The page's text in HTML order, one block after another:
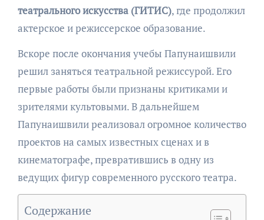
театрального искусства (ГИТИС), где продолжил
актерское и режиссерское образование.
Вскоре после окончания учебы Папунаишвили
решил заняться театральной режиссурой. Его
первые работы были признаны критиками и
зрителями культовыми. В дальнейшем
Папунаишвили реализовал огромное количество
проектов на самых известных сценах и в
кинематографе, превратившись в одну из
ведущих фигур современного русского театра.
Содержание